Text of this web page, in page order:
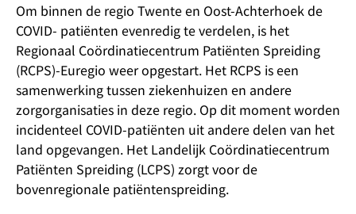
Om binnen de regio Twente en Oost-Achterhoek de
COVID- patiënten evenredig te verdelen, is het
Regionaal Coördinatiecentrum Patiënten Spreiding
(RCPS)-Euregio weer opgestart. Het RCPS is een
samenwerking tussen ziekenhuizen en andere
zorgorganisaties in deze regio. Op dit moment worden
incidenteel COVID-patiënten uit andere delen van het
land opgevangen. Het Landelijk Coördinatiecentrum
Patiënten Spreiding (LCPS) zorgt voor de
bovenregionale patiëntenspreiding.